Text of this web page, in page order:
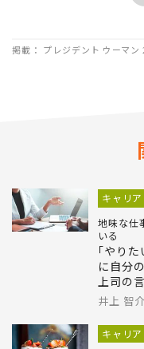
掲載： プレジデント ウーマン
キャリア
地味な仕
いる
｢やり
に自分
上司の
井上 智介
キャリア